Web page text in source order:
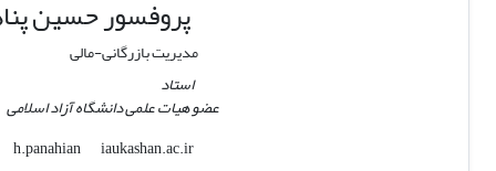
پروفسور حسین
مدیریت بازرگانی-مالی
استاد
عضو هیات علمی دانشگاه آزاد اسلامی
h.panahian
iaukashan.ac.ir